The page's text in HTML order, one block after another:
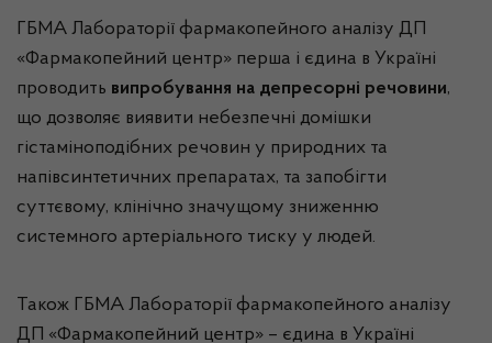
ГБМА Лабораторії фармакопейного аналізу ДП
«Фармакопейний центр» перша і єдина в Україні
проводить випробування на депресорні речовини,
що дозволяє виявити небезпечні домішки
гістаміноподібних речовин у природних та
напівсинтетичних препаратах, та запобігти
суттєвому, клінічно значущому зниженню
системного артеріального тиску у людей.
Також ГБМА Лабораторії фармакопейного аналізу
ДП «Фармакопейний центр» – єдина в Україні